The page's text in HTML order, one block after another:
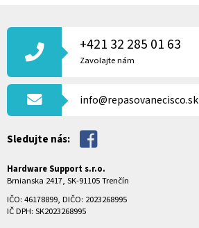
Á
T
+421 32 285 01 63
Zavolajte nám
info@repasovanecisco.sk
Sledujte nás:
Hardware Support s.r.o.
Brnianska 2417, SK-91105 Trenčín
IČO: 46178899, DIČO: 2023268995
IČ DPH: SK2023268995